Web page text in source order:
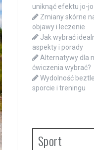
uniknąć efektu jo-jo
Zmiany skórne
objawy i leczenie
Jak wybrać
aspekty i porady
Alternatywy dla
ćwiczenia wybrać?
Wydolność
sporcie i treningu
Sport